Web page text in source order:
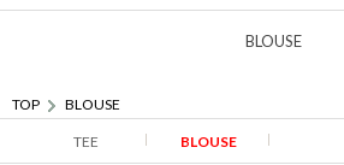
BLOUSE
TOP BLOUSE
TEE BLOUSE